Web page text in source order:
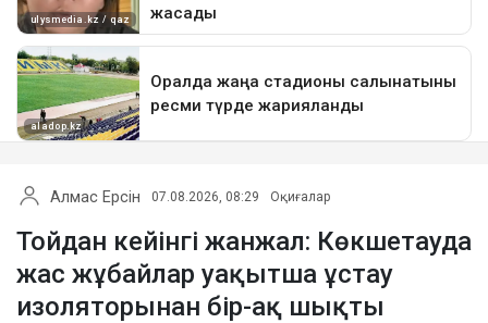
Алмас Ерсін 07.08.2026, 08:29 Оқиғалар
Тойдан кейінгі жанжал: Көкшетауда
жас жұбайлар уақытша ұстау
изоляторынан бір-ақ шықты